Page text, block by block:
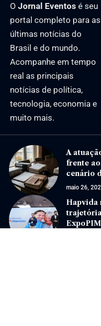
O Jornal Eventos é seu
portal completo para as
últimas notícias do
Brasil e do mundo.
Acompanhe em tempo
real as principais
notícias de política,
tecnologia, economia e
muito mais.
A
frente
cenário
maio 26,
Hapvida